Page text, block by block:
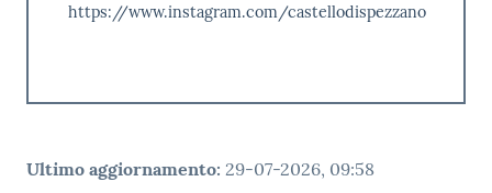
https://www.instagram.com/castellodispezzano
Ultimo aggiornamento: 29-07-2026, 09:58